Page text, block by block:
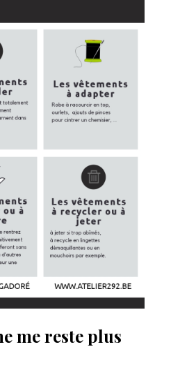
me reste plus